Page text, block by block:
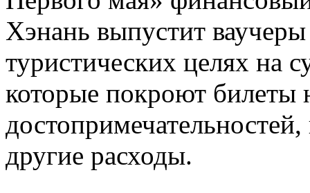
Хэнань выпустит
туристических целях на
которые покроют билеты
другие расходы.